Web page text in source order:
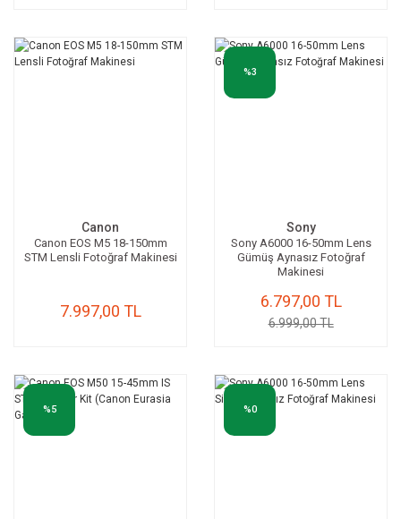
Canon
Canon EOS M5 18-150mm
STM Lensli Fotoğraf Makinesi
7.997,00 TL
%3
Sony
Sony A6000 16-50mm Lens
Gümüş Aynasız Fotoğraf
Makinesi
6.797,00 TL
6.999,00 TL
%5 %0